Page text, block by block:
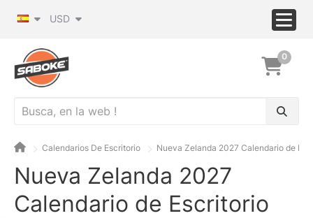
USD
0
Calendarios De Escritorio Nueva Zelanda 2027 Calendario de
Nueva Zelanda 2027
Calendario de Escritorio